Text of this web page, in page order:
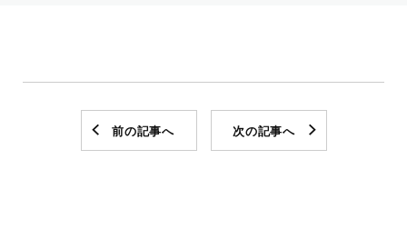
前の記事へ 次の記事へ